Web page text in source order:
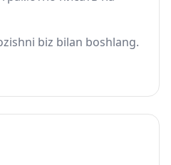
biz bilan boshlang.